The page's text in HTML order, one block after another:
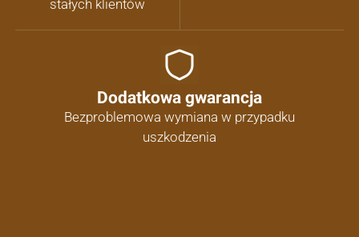
stałych klientów
Dodatkowa gwarancja
Bezproblemowa wymiana w przypadku
uszkodzenia